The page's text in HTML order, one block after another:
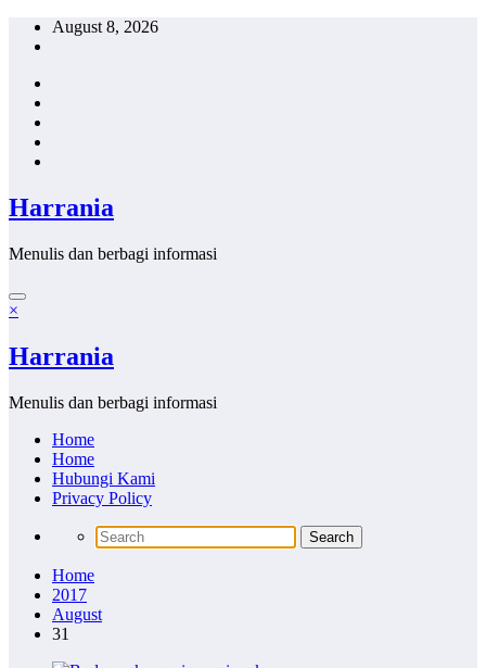
Skip
August 8, 2026
Harrania
Menulis dan berbagi informasi
×
Harrania
Menulis dan berbagi informasi
Home
Home
Hubungi Kami
Privacy Policy
Home
2017
August
31